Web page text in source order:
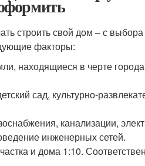
строить свой дом – с
факторы:
находящиеся в черте
сад, культурно-
канализации,
инженерных сетей.
и дома 1:10.